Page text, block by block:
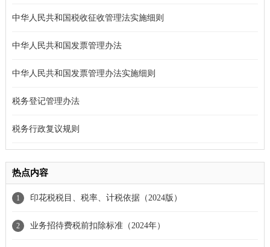
中华人民共和国税收征收管理法实施细则
中华人民共和国发票管理办法
中华人民共和国发票管理办法实施细则
税务登记管理办法
税务行政复议规则
热点内容
1 印花税税目、税率、计税依据（2024版）
2 业务招待费税前扣除标准（2024年）